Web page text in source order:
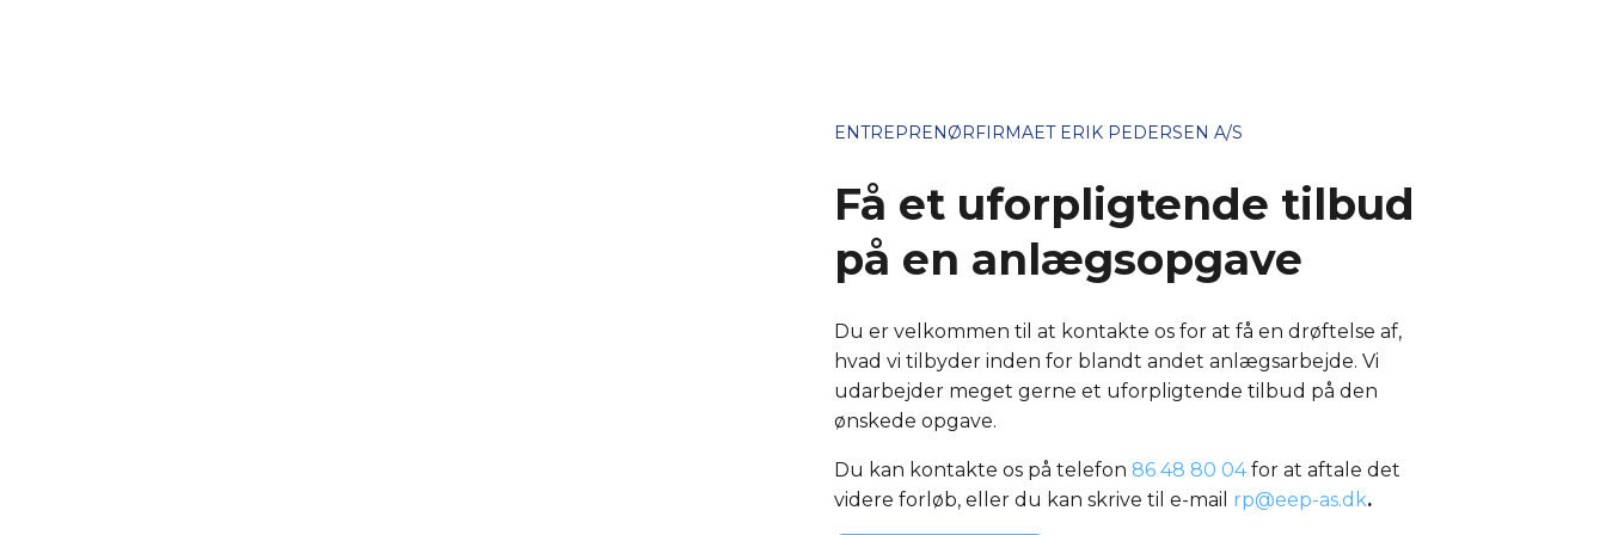
ENTREPRENØRFIRMAET ERIK PEDERSEN A/S
Få et uforpligtende tilbud
på en anlægsopgave
​Du er velkommen til at kontakte os for at få en drøftelse af,
hvad vi tilbyder inden for blandt andet anlægsarbejde. Vi
udarbejder meget gerne et uforpligtende tilbud på den
ønskede opgave.​
Du kan kontakte os på telefon 86 48 80 04for at aftale det
videre forløb, eller du kan skrive til e-mail rp@eep-as.dk.